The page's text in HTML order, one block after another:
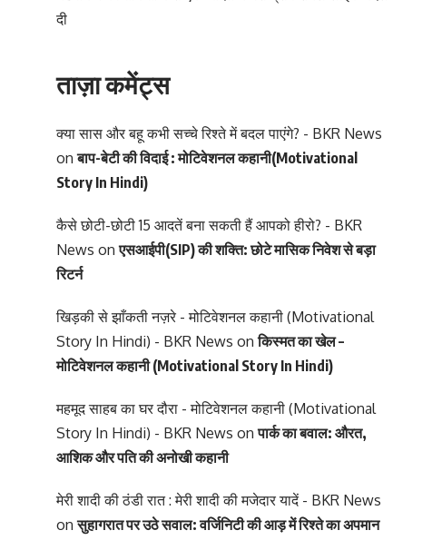
दी
ताज़ा कमेंट्स
क्या सास और बहू कभी सच्चे रिश्ते में बदल पाएंगे? - BKR News
onबाप-बेटी की विदाई : मोटिवेशनल कहानी(Motivational
Story In Hindi)
कैसे छोटी-छोटी 15 आदतें बना सकती हैं आपको हीरो? - BKR
News onएसआईपी(SIP) की शक्ति: छोटे मासिक निवेश से बड़ा
रिटर्न
खिड़की से झाँकती नज़रे - मोटिवेशनल कहानी (Motivational
Story In Hindi) - BKR News onकिस्मत का खेल –
मोटिवेशनल कहानी (Motivational Story In Hindi)
महमूद साहब का घर दौरा - मोटिवेशनल कहानी (Motivational
Story In Hindi) - BKR News onपार्क का बवाल: औरत,
आशिक और पति की अनोखी कहानी
मेरी शादी की ठंडी रात : मेरी शादी की मजेदार यादें - BKR News
onसुहागरात पर उठे सवाल: वर्जिनिटी की आड़ में रिश्ते का अपमान